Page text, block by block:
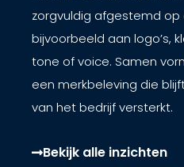
zorgvuldig afgestemd op
bijvoorbeeld aan logo’s,
tone of voice. Samen
een merkbeleving die
van het bedrijf versterkt.
Bekijk alle inzichten